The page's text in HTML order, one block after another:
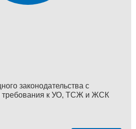
законодательства с
требования к УО, ТСЖ и ЖСК